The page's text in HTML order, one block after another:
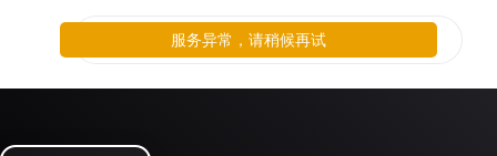
服务异常，请稍候再试